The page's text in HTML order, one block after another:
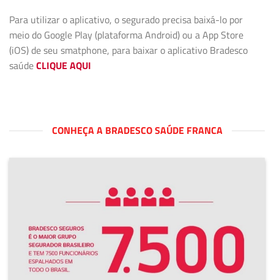
Para utilizar o aplicativo, o segurado precisa baixá-lo por
meio do Google Play (plataforma Android) ou a App Store
(iOS) de seu smatphone, para baixar o aplicativo Bradesco
saúdeCLIQUE AQUI
CONHEÇA A BRADESCO SAÚDE FRANCA